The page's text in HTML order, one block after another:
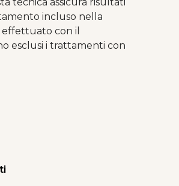
incluso nella
con il
esclusi i trattamenti con